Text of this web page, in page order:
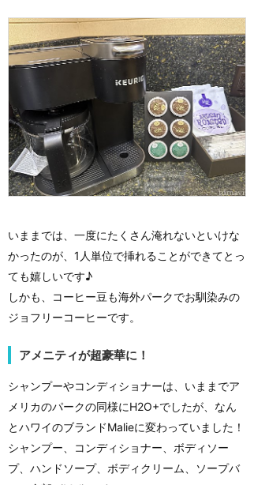
いままでは、一度にたくさん淹れないといけな
かったのが、1人単位で挿れることができてとっ
ても嬉しいです♪
しかも、コーヒー豆も海外パークでお馴染みの
ジョフリーコーヒーです。
アメニティが超豪華に！
シャンプーやコンディショナーは、いままでア
メリカのパークの同様にH2O+でしたが、なん
とハワイのブランドMalieに変わっていました！
シャンプー、コンディショナー、ボディソー
プ、ハンドソープ、ボディクリーム、ソープバ